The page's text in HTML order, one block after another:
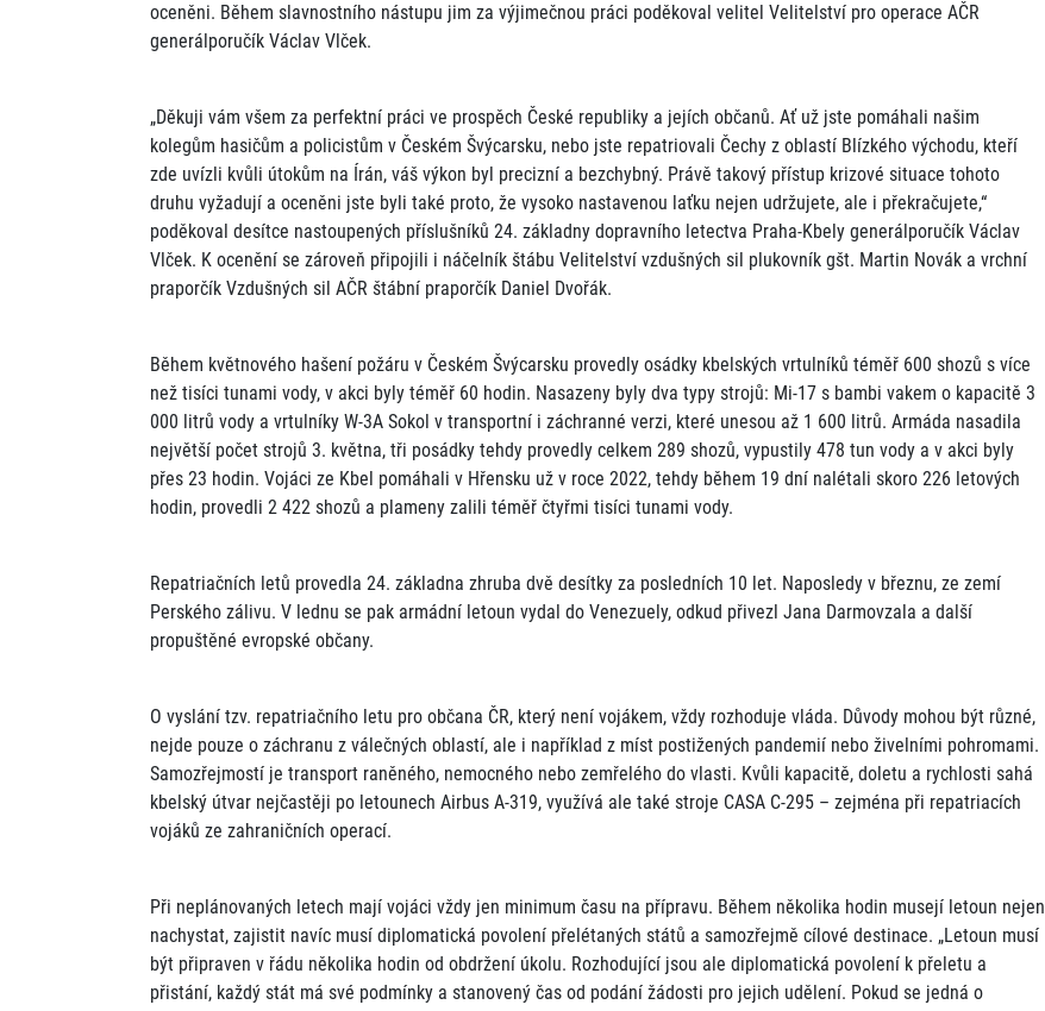
oceněni. Během slavnostního nástupu jim za výjimečnou práci poděkoval velitel Velitelství pro operace AČR
generálporučík Václav Vlček.
„Děkuji vám všem za perfektní práci ve prospěch České republiky a jejích občanů. Ať už jste pomáhali našim
kolegům hasičům a policistům v Českém Švýcarsku, nebo jste repatriovali Čechy z oblastí Blízkého východu, kteří
zde uvízli kvůli útokům na Írán, váš výkon byl precizní a bezchybný. Právě takový přístup krizové situace tohoto
druhu vyžadují a oceněni jste byli také proto, že vysoko nastavenou laťku nejen udržujete, ale i překračujete,“
poděkoval desítce nastoupených příslušníků 24. základny dopravního letectva Praha-Kbely generálporučík Václav
Vlček. K ocenění se zároveň připojili i náčelník štábu Velitelství vzdušných sil plukovník gšt. Martin Novák a vrchní
praporčík Vzdušných sil AČR štábní praporčík Daniel Dvořák.
Během květnového hašení požáru v Českém Švýcarsku provedly osádky kbelských vrtulníků téměř 600 shozů s více
než tisíci tunami vody, v akci byly téměř 60 hodin. Nasazeny byly dva typy strojů: Mi-17 s bambi vakem o kapacitě 3
000 litrů vody a vrtulníky W-3A Sokol v transportní i záchranné verzi, které unesou až 1 600 litrů. Armáda nasadila
největší počet strojů 3. května, tři posádky tehdy provedly celkem 289 shozů, vypustily 478 tun vody a v akci byly
přes 23 hodin. Vojáci ze Kbel pomáhali v Hřensku už v roce 2022, tehdy během 19 dní nalétali skoro 226 letových
hodin, provedli 2 422 shozů a plameny zalili téměř čtyřmi tisíci tunami vody.
Repatriačních letů provedla 24. základna zhruba dvě desítky za posledních 10 let. Naposledy v březnu, ze zemí
Perského zálivu. V lednu se pak armádní letoun vydal do Venezuely, odkud přivezl Jana Darmovzala a další
propuštěné evropské občany.
O vyslání tzv. repatriačního letu pro občana ČR, který není vojákem, vždy rozhoduje vláda. Důvody mohou být různé,
nejde pouze o záchranu z válečných oblastí, ale i například z míst postižených pandemií nebo živelními pohromami.
Samozřejmostí je transport raněného, nemocného nebo zemřelého do vlasti. Kvůli kapacitě, doletu a rychlosti sahá
kbelský útvar nejčastěji po letounech Airbus A-319, využívá ale také stroje CASA C-295 – zejména při repatriacích
vojáků ze zahraničních operací.
Při neplánovaných letech mají vojáci vždy jen minimum času na přípravu. Během několika hodin musejí letoun nejen
nachystat, zajistit navíc musí diplomatická povolení přelétaných států a samozřejmě cílové destinace. „Letoun musí
být připraven v řádu několika hodin od obdržení úkolu. Rozhodující jsou ale diplomatická povolení k přeletu a
přistání, každý stát má své podmínky a stanovený čas od podání žádosti pro jejich udělení. Pokud se jedná o